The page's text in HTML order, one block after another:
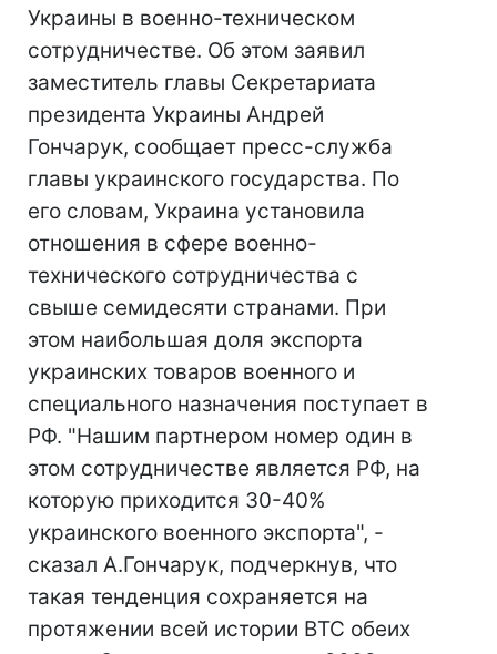
Украины в военно-техническом
сотрудничестве. Об этом заявил
заместитель главы Секретариата
президента Украины Андрей
Гончарук, сообщает пресс-служба
главы украинского государства. По
его словам, Украина установила
отношения в сфере военно-
технического сотрудничества с
свыше семидесяти странами. При
этом наибольшая доля экспорта
украинских товаров военного и
специального назначения поступает в
РФ. "Нашим партнером номер один в
этом сотрудничестве является РФ, на
которую приходится 30-40%
украинского военного экспорта", -
сказал А.Гончарук, подчеркнув, что
такая тенденция сохраняется на
протяжении всей истории ВТС обеих